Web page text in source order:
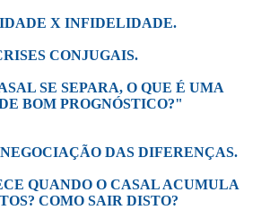
X INFIDELIDADE.
CONJUGAIS.
SE SEPARA, O QUE É UMA
BOM PROGNÓSTICO?"
DAS DIFERENÇAS.
QUANDO O CASAL ACUMULA
COMO SAIR DISTO?